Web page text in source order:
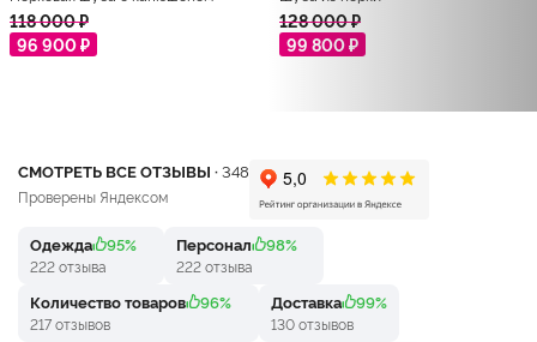
118 000 ₽
96 900 ₽
128 000 ₽
99 800 ₽
СМОТРЕТЬ ВСЕ ОТЗЫВЫ ·348
Проверены Яндексом
Одежда 95%
222 отзыва
Персонал 98%
222 отзыва
Количество товаров 96%
217 отзывов
Доставка 99%
130 отзывов